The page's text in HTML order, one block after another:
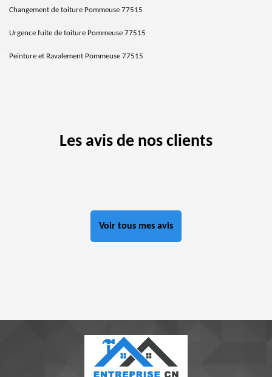
Changement de toiture Pommeuse 77515
Urgence fuite de toiture Pommeuse 77515
Peinture et Ravalement Pommeuse 77515
Les avis de nos clients
Voir tous mes avis